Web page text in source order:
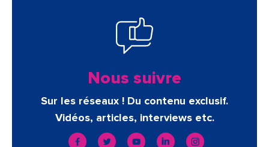
Nous suivre
Sur les réseaux ! Du contenu exclusif.
Vidéos, articles, interviews etc.